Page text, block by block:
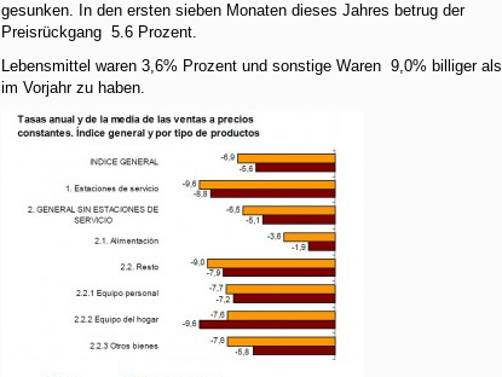
gesunken. In den ersten sieben Monaten dieses Jahres betrug der
Preisrückgang 5.6 Prozent.
Lebensmittel waren 3,6% Prozent und sonstige Waren 9,0% billiger als
im Vorjahr zu haben.